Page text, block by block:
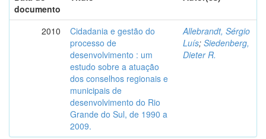
documento
2010
Cidadania e gestão do
processo de
desenvolvimento : um
estudo sobre a atuação
dos conselhos regionais e
municipais de
desenvolvimento do Rio
Grande do Sul, de 1990 a
2009.
Allebrandt, Sérgio
Luís; Siedenberg,
Dieter R.